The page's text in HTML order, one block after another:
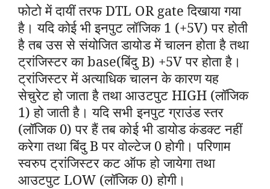
फोटो में दायीं तरफ DTL OR gate दिखाया गया
है । यदि कोई भी इनपुट लॉजिक 1 (+5V) पर होती
है तब उस से संयोजित डायोड में चालन होता है तथा
ट्रांजिस्टर का base(बिंदु B) +5V पर होता है।
ट्रांजिस्टर में अत्याधिक चालन के कारण यह
सेचुरेट हो जाता है तथा आउटपुट HIGH (लॉजिक
1) हो जाती है। यदि सभी इनपुट ग्राउंड स्तर
(लॉजिक 0) पर हैं तब कोई भी डायोड कंडक्ट नहीं
करेगा तथा बिंदु B पर वोल्टेज 0 होगी। परिणाम
स्वरुप ट्रांजिस्टर कट ऑफ हो जायेगा तथा
आउटपुट LOW (लॉजिक 0) होगी।